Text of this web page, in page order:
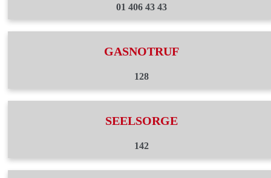
01 406 43 43
GASNOTRUF
128
SEELSORGE
142